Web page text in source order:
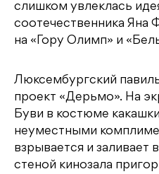
слишком увлеклась
соотечественника Яна
на «Гору Олимп» и
Люксембургский
проект «Дерьмо». На
Буви в костюме
неуместными
взрывается и заливает
стеной кинозала